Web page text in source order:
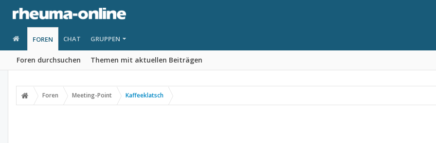
FOREN
Foren durchsuchen Themen mit aktuellen Beiträgen
CHAT GRUPPEN
Foren Meeting-Point Kaffeeklatsch